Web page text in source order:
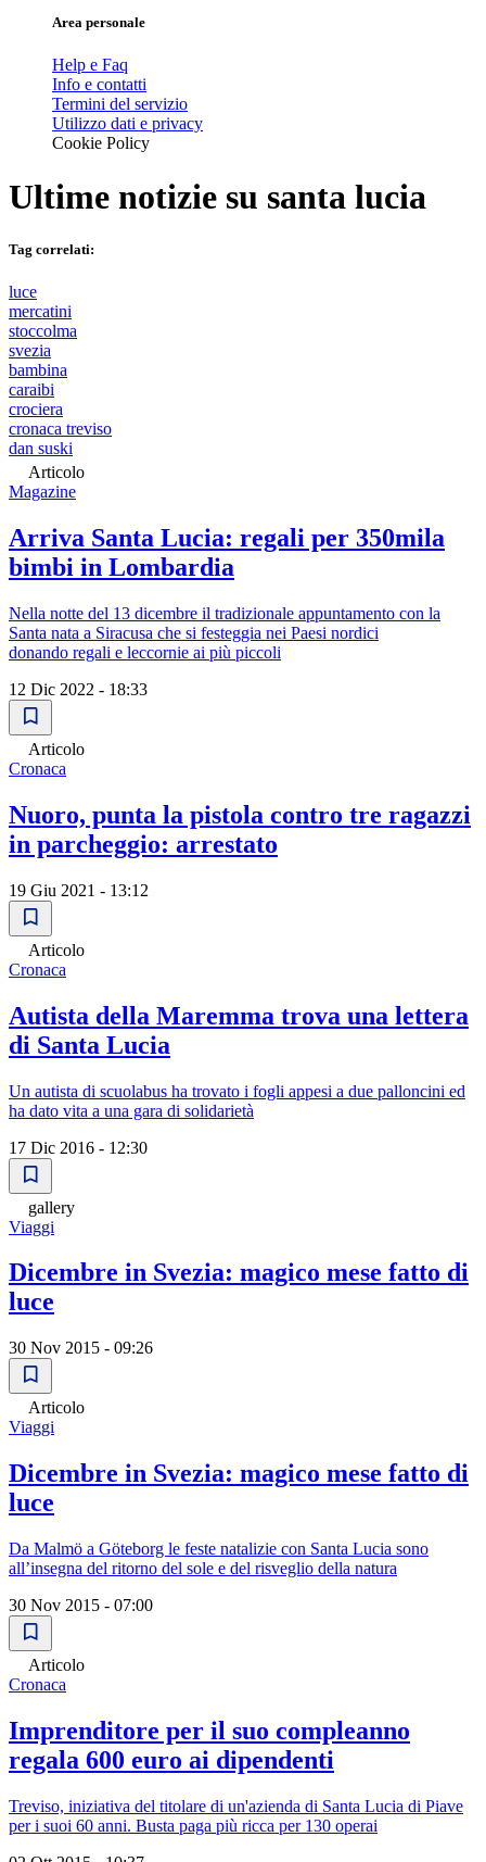
Area personale
Help e Faq
Info e contatti
Termini del servizio
Utilizzo dati e privacy
Cookie Policy
Ultime notizie su santa lucia
Tag correlati:
luce
mercatini
stoccolma
svezia
bambina
caraibi
crociera
cronaca treviso
dan suski
Articolo
Magazine
Arriva Santa Lucia: regali per 350mila
bimbi in Lombardia
Nella notte del 13 dicembre il tradizionale appuntamento con la
Santa nata a Siracusa che si festeggia nei Paesi nordici
donando regali e leccornie ai più piccoli
12 Dic 2022 - 18:33
Articolo
Cronaca
Nuoro, punta la pistola contro tre ragazzi
in parcheggio: arrestato
19 Giu 2021 - 13:12
Articolo
Cronaca
Autista della Maremma trova una lettera
di Santa Lucia
Un autista di scuolabus ha trovato i fogli appesi a due palloncini ed
ha dato vita a una gara di solidarietà
17 Dic 2016 - 12:30
gallery
Viaggi
Dicembre in Svezia: magico mese fatto di
luce
30 Nov 2015 - 09:26
Articolo
Viaggi
Dicembre in Svezia: magico mese fatto di
luce
Da Malmö a Göteborg le feste natalizie con Santa Lucia sono
all’insegna del ritorno del sole e del risveglio della natura
30 Nov 2015 - 07:00
Articolo
Cronaca
Imprenditore per il suo compleanno
regala 600 euro ai dipendenti
Treviso, iniziativa del titolare di un'azienda di Santa Lucia di Piave
per i suoi 60 anni. Busta paga più ricca per 130 operai